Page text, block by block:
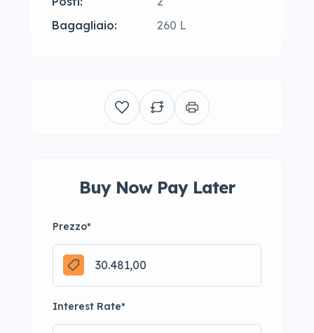
Bagagliaio:
260 L
Buy Now Pay Later
Prezzo*
Interest Rate*